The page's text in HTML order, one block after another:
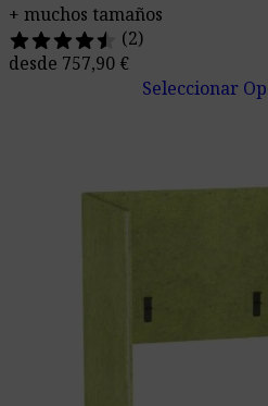
+ muchos tamaños
(2)
desde 757,90 €
Seleccionar